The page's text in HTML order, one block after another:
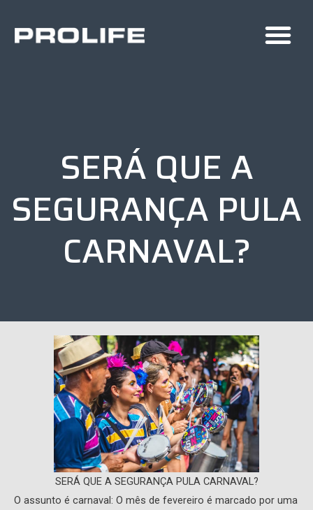
SERÁ QUE A
SEGURANÇA PULA
CARNAVAL?
SERÁ QUE A SEGURANÇA PULA CARNAVAL?
O assunto é carnaval: O mês de fevereiro é marcado por uma